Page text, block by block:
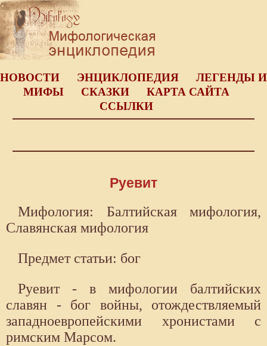
НОВОСТИ ЭНЦИКЛОПЕДИЯ
ЛЕГЕНДЫ И
МИФЫ
СКАЗКИ
КАРТА САЙТА
ССЫЛКИ
Руевит
Мифология: Балтийская мифология,
Славянская мифология
Предмет статьи: бог
Руевит - в мифологии балтийских
славян - бог войны, отождествляемый
западноевропейскими хронистами с
римским Марсом.